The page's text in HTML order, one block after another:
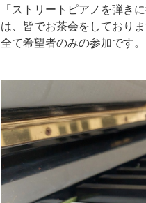
「ストリートピアノを弾き
は、皆でお茶会をしておりま
全て希望者のみの参加です。